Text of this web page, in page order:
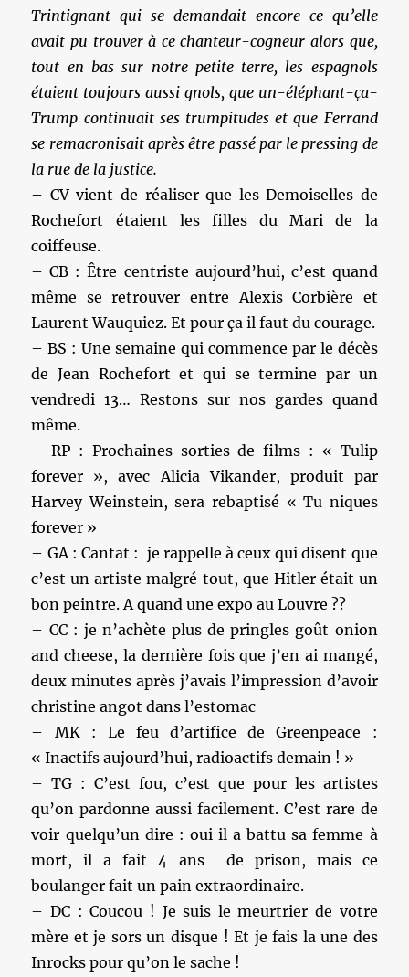
Trintignant qui se demandait encore ce qu’elle
avait pu trouver à ce chanteur-cogneur alors que,
tout en bas sur notre petite terre, les espagnols
étaient toujours aussi gnols, que un-éléphant-ça-
Trump continuait ses trumpitudes et que Ferrand
se remacronisait après être passé par le pressing de
la rue de la justice.
– CV vient de réaliser que les Demoiselles de
Rochefort étaient les filles du Mari de la
coiffeuse.
– CB : Être centriste aujourd’hui, c’est quand
même se retrouver entre Alexis Corbière et
Laurent Wauquiez. Et pour ça il faut du courage.
– BS : Une semaine qui commence par le décès
de Jean Rochefort et qui se termine par un
vendredi 13… Restons sur nos gardes quand
même.
– RP : Prochaines sorties de films : « Tulip
forever », avec Alicia Vikander, produit par
Harvey Weinstein, sera rebaptisé « Tu niques
forever »
– GA : Cantat : je rappelle à ceux qui disent que
c’est un artiste malgré tout, que Hitler était un
bon peintre. A quand une expo au Louvre ??
– CC : je n’achète plus de pringles goût onion
and cheese, la dernière fois que j’en ai mangé,
deux minutes après j’avais l’impression d’avoir
christine angot dans l’estomac
– MK : Le feu d’artifice de Greenpeace :
« Inactifs aujourd’hui, radioactifs demain ! »
– TG : C’est fou, c’est que pour les artistes
qu’on pardonne aussi facilement. C’est rare de
voir quelqu’un dire : oui il a battu sa femme à
mort, il a fait 4 ans de prison, mais ce
boulanger fait un pain extraordinaire.
– DC : Coucou ! Je suis le meurtrier de votre
mère et je sors un disque ! Et je fais la une des
Inrocks pour qu’on le sache !